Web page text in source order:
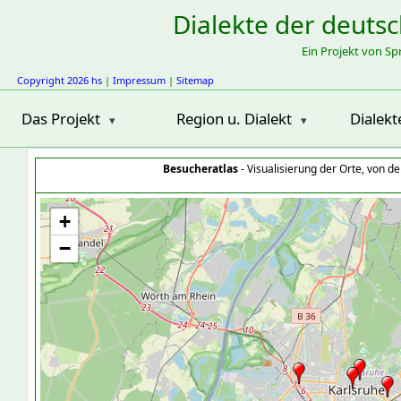
Dialekte der
Ein Projekt von
Copyright 2026 hs | Impressum | Sitemap
Das Projekt Region u. Dialekt
Besucheratlas- Visualisierung der Orte, von
+
−